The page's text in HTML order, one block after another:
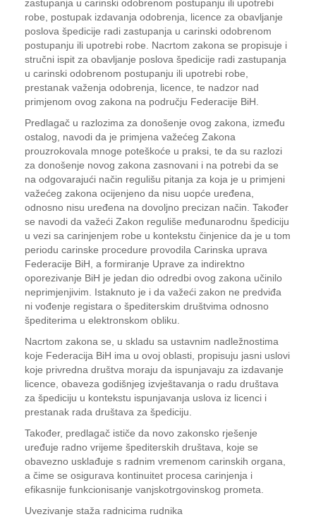
zastupanja u carinski odobrenom postupanju ili upotrebi
robe, postupak izdavanja odobrenja, licence za obavljanje
poslova špedicije radi zastupanja u carinski odobrenom
postupanju ili upotrebi robe. Nacrtom zakona se propisuje i
stručni ispit za obavljanje poslova špedicije radi zastupanja
u carinski odobrenom postupanju ili upotrebi robe,
prestanak važenja odobrenja, licence, te nadzor nad
primjenom ovog zakona na području Federacije BiH.
Predlagač u razlozima za donošenje ovog zakona, između
ostalog, navodi da je primjena važećeg Zakona
prouzrokovala mnoge poteškoće u praksi, te da su razlozi
za donošenje novog zakona zasnovani i na potrebi da se
na odgovarajući način regulišu pitanja za koja je u primjeni
važećeg zakona ocijenjeno da nisu uopće uređena,
odnosno nisu uređena na dovoljno precizan način. Također
se navodi da važeći Zakon reguliše međunarodnu špediciju
u vezi sa carinjenjem robe u kontekstu činjenice da je u tom
periodu carinske procedure provodila Carinska uprava
Federacije BiH, a formiranje Uprave za indirektno
oporezivanje BiH je jedan dio odredbi ovog zakona učinilo
neprimjenjivim. Istaknuto je i da važeći zakon ne predviđa
ni vođenje registara o špediterskim društvima odnosno
špediterima u elektronskom obliku.
Nacrtom zakona se, u skladu sa ustavnim nadležnostima
koje Federacija BiH ima u ovoj oblasti, propisuju jasni uslovi
koje privredna društva moraju da ispunjavaju za izdavanje
licence, obaveza godišnjeg izvještavanja o radu društava
za špediciju u kontekstu ispunjavanja uslova iz licenci i
prestanak rada društava za špediciju.
Također, predlagač ističe da novo zakonsko rješenje
uređuje radno vrijeme špediterskih društava, koje se
obavezno usklađuje s radnim vremenom carinskih organa,
a čime se osigurava kontinuitet procesa carinjenja i
efikasnije funkcionisanje vanjskotrgovinskog prometa.
Uvezivanje staža radnicima rudnika